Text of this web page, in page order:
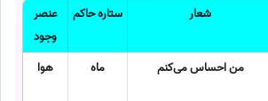
شعار ستاره حاکم
عنصر
وجود
من احساس می‌کنم ماه هوا